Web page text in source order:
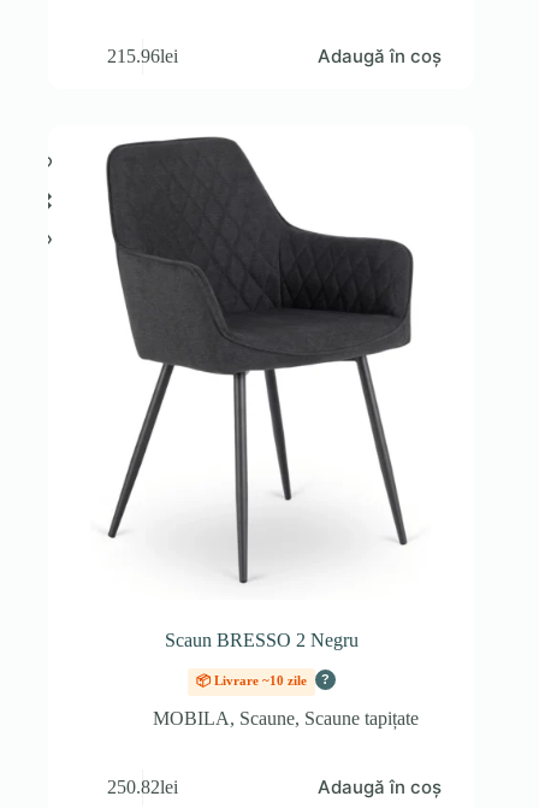
215.96lei Adaugă în coș
Scaun BRESSO 2 Negru
📦 Livrare ~10 zile ?
MOBILA, Scaune, Scaune tapițate
250.82lei Adaugă în coș